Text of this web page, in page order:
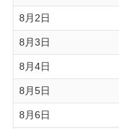
8月2日
8月3日
8月4日
8月5日
8月6日